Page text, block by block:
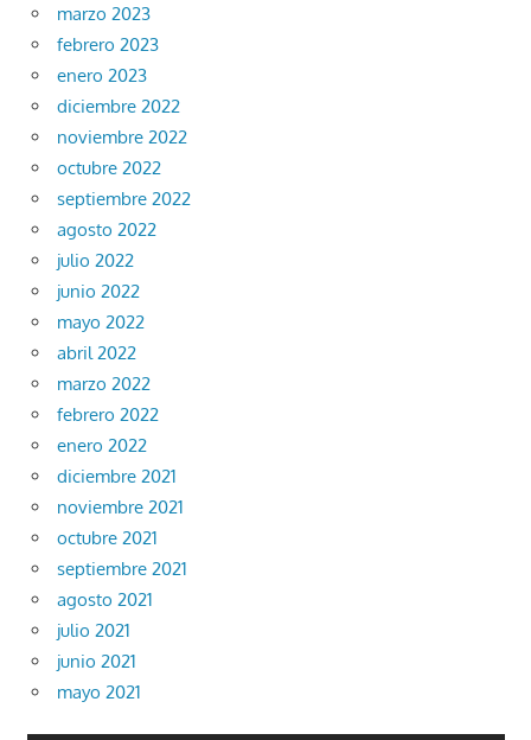
marzo 2023
febrero 2023
enero 2023
diciembre 2022
noviembre 2022
octubre 2022
septiembre 2022
agosto 2022
julio 2022
junio 2022
mayo 2022
abril 2022
marzo 2022
febrero 2022
enero 2022
diciembre 2021
noviembre 2021
octubre 2021
septiembre 2021
agosto 2021
julio 2021
junio 2021
mayo 2021